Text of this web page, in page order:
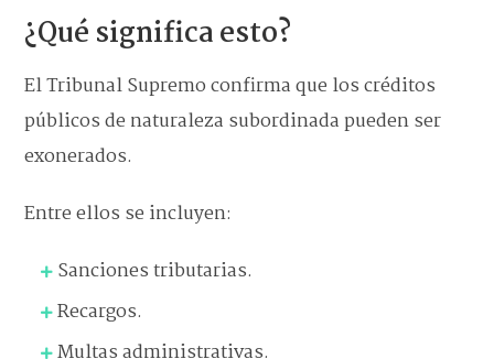
¿Qué significa esto?
El Tribunal Supremo confirma que los créditos
públicos de naturaleza subordinada pueden ser
exonerados.
Entre ellos se incluyen:
Sanciones tributarias.
Recargos.
Multas administrativas.